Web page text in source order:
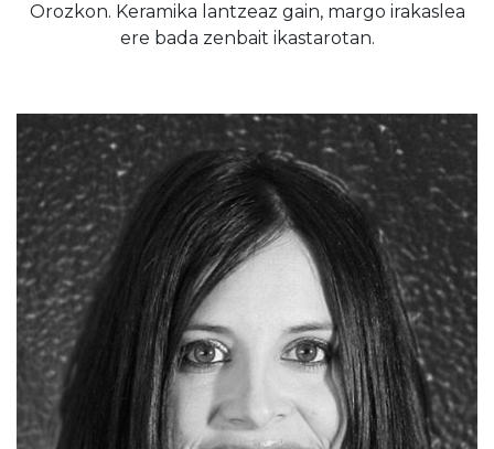
Orozkon. Keramika lantzeaz gain, margo irakaslea
ere bada zenbait ikastarotan.